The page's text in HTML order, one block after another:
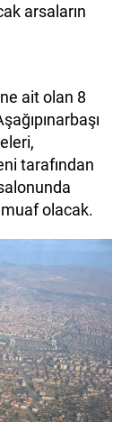
arsaların
ait olan 8
tarafından
muaf olacak.